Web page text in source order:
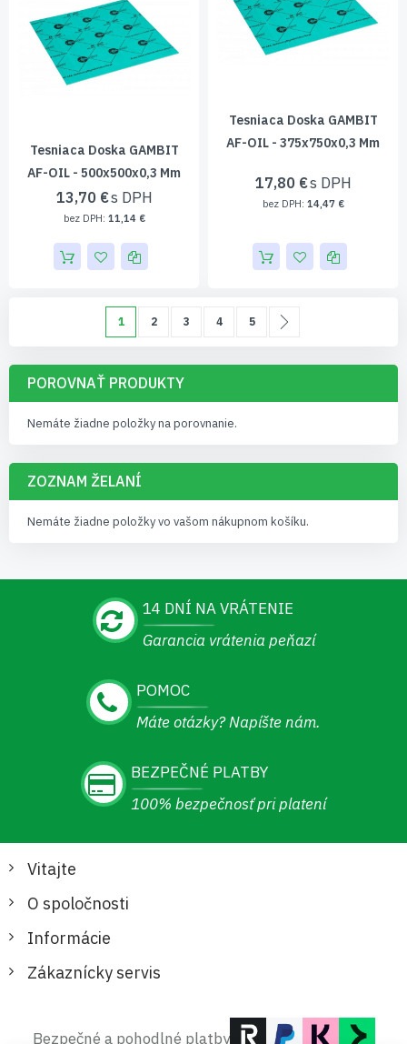
Tesniaca Doska GAMBIT
AF-OIL - 500x500x0,3 Mm
13,70 €
11,14 €
Tesniaca Doska GAMBIT
AF-OIL - 375x750x0,3 Mm
17,80 €
14,47 €
Momentálne čítate stránku
1 Page
2 Page
3 Page
4 Page
5
POROVNAŤ PRODUKTY
Nemáte žiadne položky na porovnanie.
ZOZNAM ŽELANÍ
Nemáte žiadne položky vo vašom nákupnom košíku.
14 DNÍ NA VRÁTENIE
Garancia vrátenia peňazí
POMOC
Máte otázky? Napíšte nám.
BEZPEČNÉ PLATBY
100% bezpečnosť pri platení
Vitajte
O spoločnosti
Informácie
Zákaznícky servis
Bezpečné a pohodlné platby